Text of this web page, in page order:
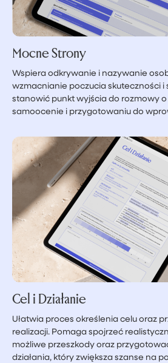
Mocne Strony
Wspiera odkrywanie i nazywanie
wzmacnianie poczucia skuteczności i
stanowić punkt wyjścia do rozmowy
samoocenie i przygotowaniu do
Cel i Działanie
Ułatwia proces określenia celu oraz
realizacji. Pomaga spojrzeć
możliwe przeszkody oraz
działania, który zwiększa szanse na